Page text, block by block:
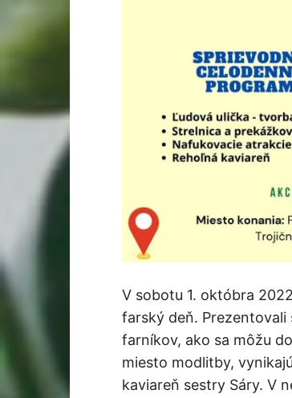
V sobotu 1. októbra
farský deň.
farníkov, ako sa môžu
miesto modlitby,
kaviareň sestry Sáry. V